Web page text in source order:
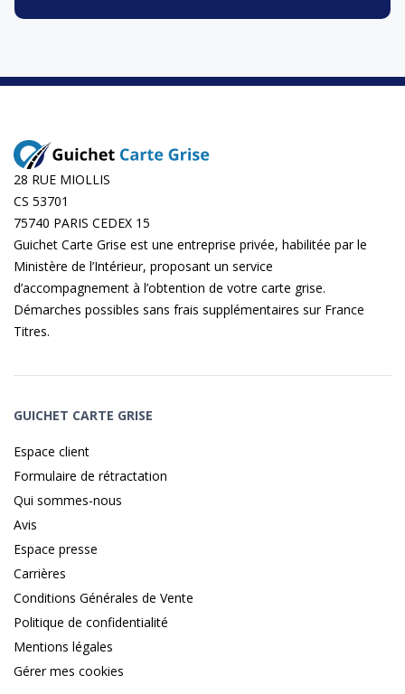
28 RUE MIOLLIS
CS 53701
75740 PARIS CEDEX 15
Guichet Carte Grise est une entreprise privée, habilitée par le
Ministère de l’Intérieur, proposant un service
d’accompagnement à l’obtention de votre carte grise.
Démarches possibles sans frais supplémentaires sur France
Titres.
GUICHET CARTE GRISE
Espace client
Formulaire de rétractation
Qui sommes-nous
Avis
Espace presse
Carrières
Conditions Générales de Vente
Politique de confidentialité
Mentions légales
Gérer mes cookies